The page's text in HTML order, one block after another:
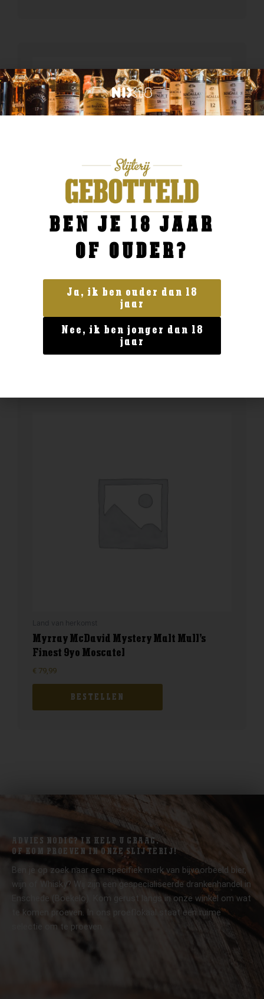
Claxton’s Warehouse No.1 Ardmore 2009
144,99
BESTELLEN
Myrray McDavid Mystery Malt Mull’s
Finest 9yo Moscatel
€ 79,99
BESTELLEN
ADVIES NODIG? IK HELP U GRAAG.
OF KOM PROEVEN IN ONZE SLIJTERIJ!
Ben je op zoek naar een specifiek merk van bijvoorbeeld bier,
wijn of Whisky? Wij zijn een gespecialiseerde drankenhandel in
Enschede (Boekelo). Kom gerust langs in onze winkel om wat
te komen proeven. In ons proeflokaal staat een ruime
selectie om te proeven.
BEN JE 18 JAAR
OF OUDER?
Ja, ik ben ouder dan 18
jaar
Nee, ik ben jonger dan 18
jaar